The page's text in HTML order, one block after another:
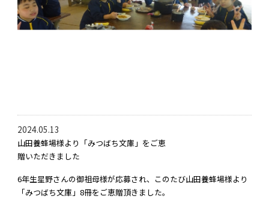
2024.05.13
山田養蜂場様より「みつばち文庫」をご恵
贈いただきました
6年生星野さんの御祖母様が応募され、このたび山田養蜂場様より
「みつばち文庫」8冊をご恵贈頂きました。